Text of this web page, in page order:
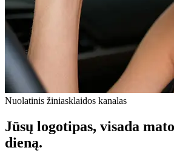
Nuolatinis žiniasklaidos kanalas
Jūsų logotipas, visada
dieną.